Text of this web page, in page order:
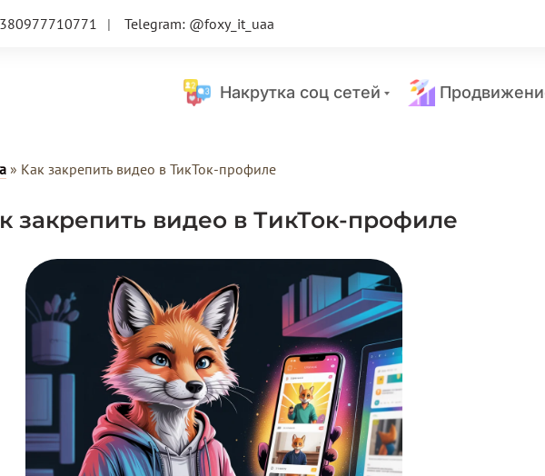
Telegram: @foxy_it_uaa
Накрутка соц сетей
» Как закрепить видео в ТикТок-профиле
закрепить видео в ТикТок-профиле